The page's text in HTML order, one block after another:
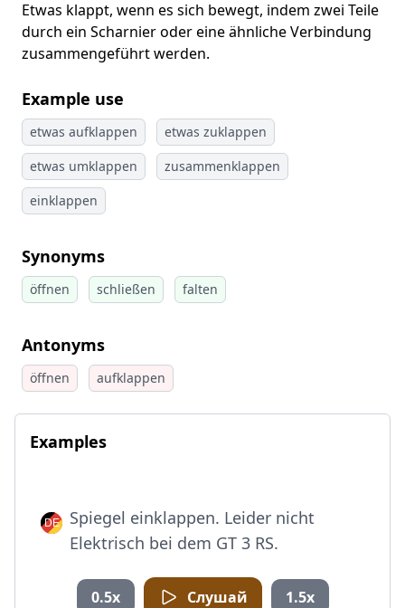
Etwas klappt, wenn es sich bewegt, indem zwei Teile
durch ein Scharnier oder eine ähnliche Verbindung
zusammengeführt werden.
Example use
etwas aufklappen
etwas zuklappen
etwas umklappen
zusammenklappen
einklappen
Synonyms
öffnen schließen falten
Antonyms
öffnen aufklappen
Examples
Spiegel einklappen. Leider nicht
Elektrisch bei dem GT 3 RS.
0.5x Слушай 1.5x